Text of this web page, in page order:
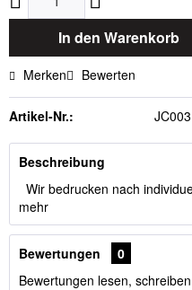
In den Warenkorb
Merken Bewerten
Artikel-Nr.: JC003
Beschreibung
Wir bedrucken nach
mehr
Bewertungen
0
Bewertungen lesen,